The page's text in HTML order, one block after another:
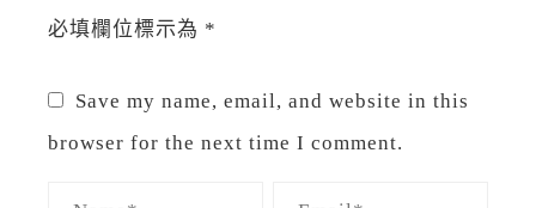
必填欄位標示為 *
Save my name, email, and website in this
browser for the next time I comment.